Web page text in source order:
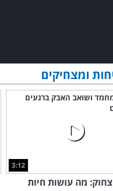
ומצחיקים
3:12
מה עושות חיות